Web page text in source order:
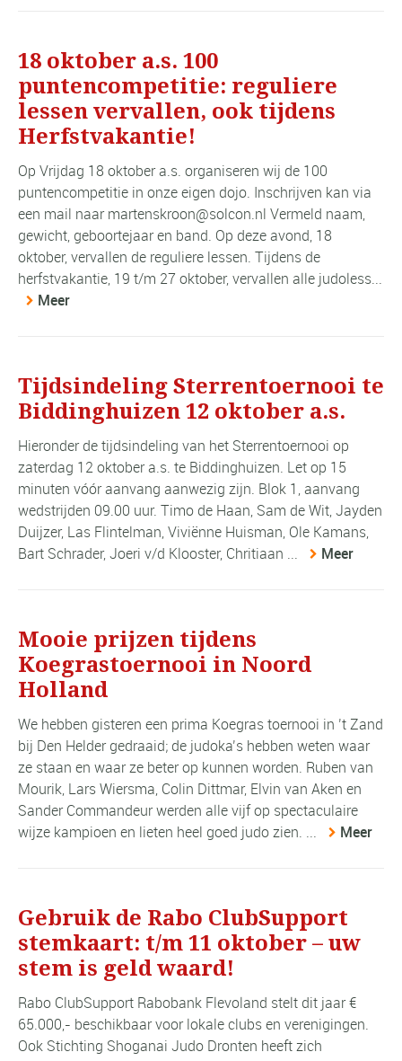
18 oktober a.s. 100
puntencompetitie: reguliere
lessen vervallen, ook tijdens
Herfstvakantie!
Op Vrijdag 18 oktober a.s. organiseren wij de 100
puntencompetitie in onze eigen dojo. Inschrijven kan via
een mail naar martenskroon@solcon.nl Vermeld naam,
gewicht, geboortejaar en band. Op deze avond, 18
oktober, vervallen de reguliere lessen. Tijdens de
herfstvakantie, 19 t/m 27 oktober, vervallen alle judoless...
Meer
Tijdsindeling Sterrentoernooi te
Biddinghuizen 12 oktober a.s.
Hieronder de tijdsindeling van het Sterrentoernooi op
zaterdag 12 oktober a.s. te Biddinghuizen. Let op 15
minuten vóór aanvang aanwezig zijn. Blok 1, aanvang
wedstrijden 09.00 uur. Timo de Haan, Sam de Wit, Jayden
Duijzer, Las Flintelman, Viviënne Huisman, Ole Kamans,
Bart Schrader, Joeri v/d Klooster, Chritiaan ...
Meer
Mooie prijzen tijdens
Koegrastoernooi in Noord
Holland
We hebben gisteren een prima Koegras toernooi in ’t Zand
bij Den Helder gedraaid; de judoka’s hebben weten waar
ze staan en waar ze beter op kunnen worden. Ruben van
Mourik, Lars Wiersma, Colin Dittmar, Elvin van Aken en
Sander Commandeur werden alle vijf op spectaculaire
wijze kampioen en lieten heel goed judo zien. ...
Meer
Gebruik de Rabo ClubSupport
stemkaart: t/m 11 oktober – uw
stem is geld waard!
Rabo ClubSupport Rabobank Flevoland stelt dit jaar €
65.000,- beschikbaar voor lokale clubs en verenigingen.
Ook Stichting Shoganai Judo Dronten heeft zich